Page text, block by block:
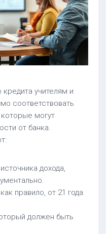
кредита учителям и
соответствовать
могут
от банка.
дохода,
правило, от 21 года
должен быть